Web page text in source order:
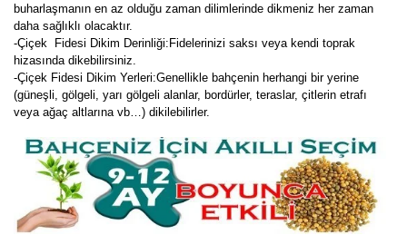
buharlaşmanın en az olduğu zaman dilimlerinde dikmeniz her zaman
daha sağlıklı olacaktır.
-Çiçek Fidesi Dikim Derinliği:Fidelerinizi saksı veya kendi toprak
hizasında dikebilirsiniz.
-Çiçek Fidesi Dikim Yerleri:Genellikle bahçenin herhangi bir yerine
(güneşli, gölgeli, yarı gölgeli alanlar, bordürler, teraslar, çitlerin etrafı
veya ağaç altlarına vb…) dikilebilirler.